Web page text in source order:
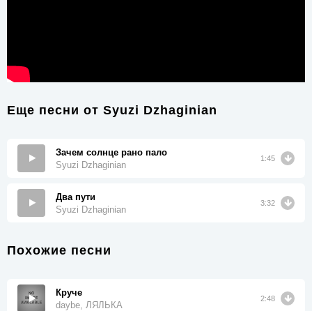
Еще песни от Syuzi Dzhaginian
Зачем солнце рано пало
Syuzi Dzhaginian
1:45
Два пути
Syuzi Dzhaginian
3:32
Похожие песни
Круче
daybe, ЛЯЛЬКА
2:48